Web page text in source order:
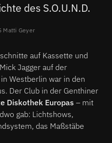
des S.O.U.N.D.
Matti Geyer
auf Kassette und
Jagger auf der
in Westberlin war in den
Der Club in der Genthiner
Diskothek Europas – mit
gab: Lichtshows,
das Maßstäbe